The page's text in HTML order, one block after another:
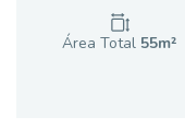
Área Total 55m²